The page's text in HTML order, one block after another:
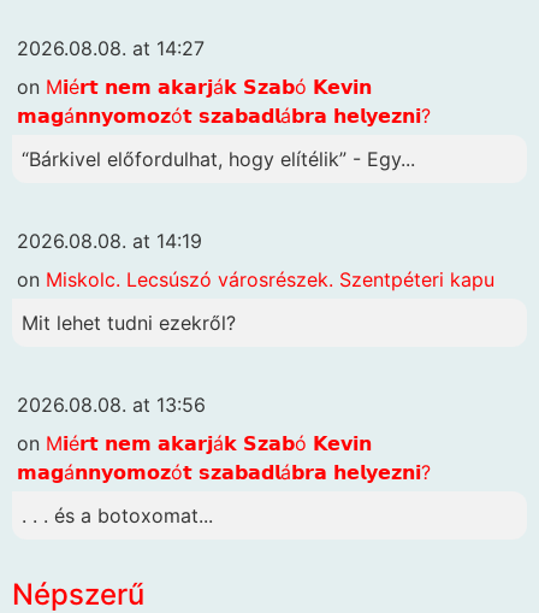
2026.08.08. at 14:27
on M𝗶é𝗿𝘁 𝗻𝗲𝗺 𝗮𝗸𝗮𝗿𝗷á𝗸 𝗦𝘇𝗮𝗯ó 𝗞𝗲𝘃𝗶𝗻
𝗺𝗮𝗴á𝗻𝗻𝘆𝗼𝗺𝗼𝘇ó𝘁 𝘀𝘇𝗮𝗯𝗮𝗱𝗹á𝗯𝗿𝗮 𝗵𝗲𝗹𝘆𝗲𝘇𝗻𝗶?
“Bárkivel előfordulhat, hogy elítélik” - Egy...
2026.08.08. at 14:19
on Miskolc. Lecsúszó városrészek. Szentpéteri kapu
Mit lehet tudni ezekről?
2026.08.08. at 13:56
on M𝗶é𝗿𝘁 𝗻𝗲𝗺 𝗮𝗸𝗮𝗿𝗷á𝗸 𝗦𝘇𝗮𝗯ó 𝗞𝗲𝘃𝗶𝗻
𝗺𝗮𝗴á𝗻𝗻𝘆𝗼𝗺𝗼𝘇ó𝘁 𝘀𝘇𝗮𝗯𝗮𝗱𝗹á𝗯𝗿𝗮 𝗵𝗲𝗹𝘆𝗲𝘇𝗻𝗶?
. . . és a botoxomat...
Népszerű